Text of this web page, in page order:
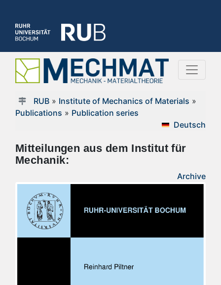
RUB» Institute of Mechanics of Materials »
Publications » Publication series
Deutsch
Mitteilungen aus dem Institut für
Mechanik:
Archive